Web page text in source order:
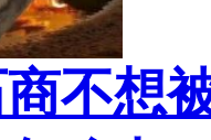
不想